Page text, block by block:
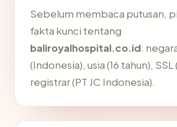
Sebelum membaca putusan,
fakta kunci tentang
baliroyalhospital.co.id:
(Indonesia), usia (16 tahun), SSL
registrar (PT JC Indonesia).